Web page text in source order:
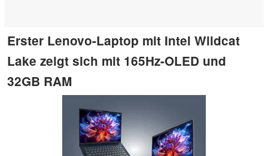
Erster Lenovo-Laptop mit Intel Wildcat
Lake zeigt sich mit 165Hz-OLED und
32GB RAM